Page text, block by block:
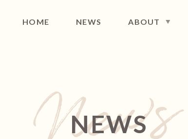
HOME NEWS ABOUT
NEWS